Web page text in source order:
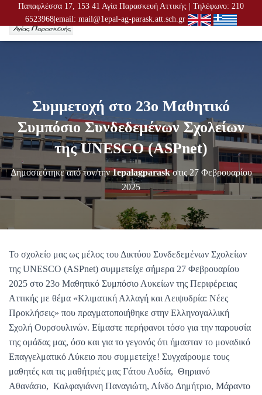
Παπαφλέσσα 17, 153 41 Αγία Παρασκευή Αττικής | Τηλέφωνο: 210
6523968|email: mail@1epal-ag-parask.att.sch.gr
Ν
Λ
Ο
Ή
Γ
Η
Σ
Συμμετοχή στο 23ο Μαθητικό
Συμπόσιο Συνδεδεμένων Σχολείων
της UNESCO (ASPnet)
Δημοσιεύτηκε από τον/την1epalagparaskστις 27 Φεβρουαρίου
2025
Το σχολείο μας ως μέλος του Δικτύου Συνδεδεμένων Σχολείων
της UNESCO (ASPnet) συμμετείχε σήμερα 27 Φεβρουαρίου
2025 στο 23ο Μαθητικό Συμπόσιο Λυκείων της Περιφέρειας
Αττικής με θέμα «Κλιματική Αλλαγή και Λειψυδρία: Νέες
Προκλήσεις» που πραγματοποιήθηκε στην Ελληνογαλλική
Σχολή Ουρσουλινών. Είμαστε περήφανοι τόσο για την παρουσία
της ομάδας μας, όσο και για το γεγονός ότι ήμασταν το μοναδικό
Επαγγελματικό Λύκειο που συμμετείχε! Συγχαίρουμε τους
μαθητές και τις μαθήτριές μας Γάτου Λυδία, Θηριανό
Αθανάσιο, Καλφαγιάννη Παναγιώτη, Λίνδο Δημήτριο, Μάραντο